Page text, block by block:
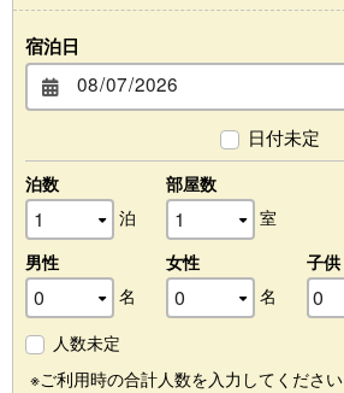
宿泊日
日付未定
泊数
泊
部屋数
室
男性
名
女性
名
子供
人数未定
※ご利用時の合計人数を入力してください